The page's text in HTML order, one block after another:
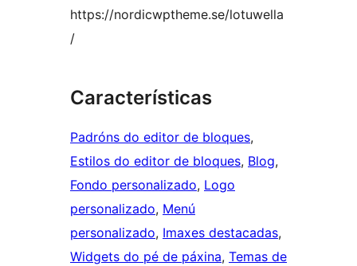
https://nordicwptheme.se/lotuwella
/
Características
Padróns do editor de bloques
Estilos do editor de bloques, Blog
Fondo personalizado, Logo
personalizado, Menú
personalizado, Imaxes destacadas
Widgets do pé de páxina, Temas de